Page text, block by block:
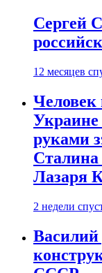
Сергей
12 месяцев
Украине
руками
Сталина
Лазаря
2 недели